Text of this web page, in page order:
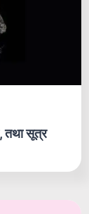
तथा सूत्र